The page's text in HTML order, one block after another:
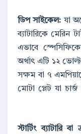
ডিপ সাইকেল:যা
ব্যাটারিকে মেরিন
এভাবে
অর্থাৎ এটি ১২
সক্ষম বা ৭
মোটা প্লেট যা চার্জ
স্টার্টিং ব্যাটারি বা